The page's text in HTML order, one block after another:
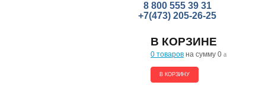
8 800 555 39 31
+7(473) 205-26-25
В КОРЗИНЕ
0 товаров на сумму 0 a
В КОРЗИНУ